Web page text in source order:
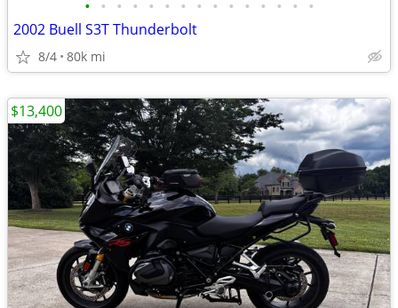
• • • • • • • • • • • • • • •
2002 Buell S3T Thunderbolt
8/4 80k mi
$13,400